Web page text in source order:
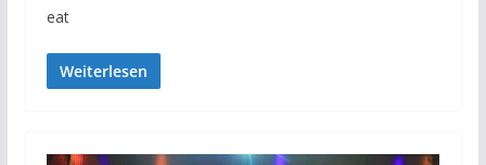
eat
Weiterlesen